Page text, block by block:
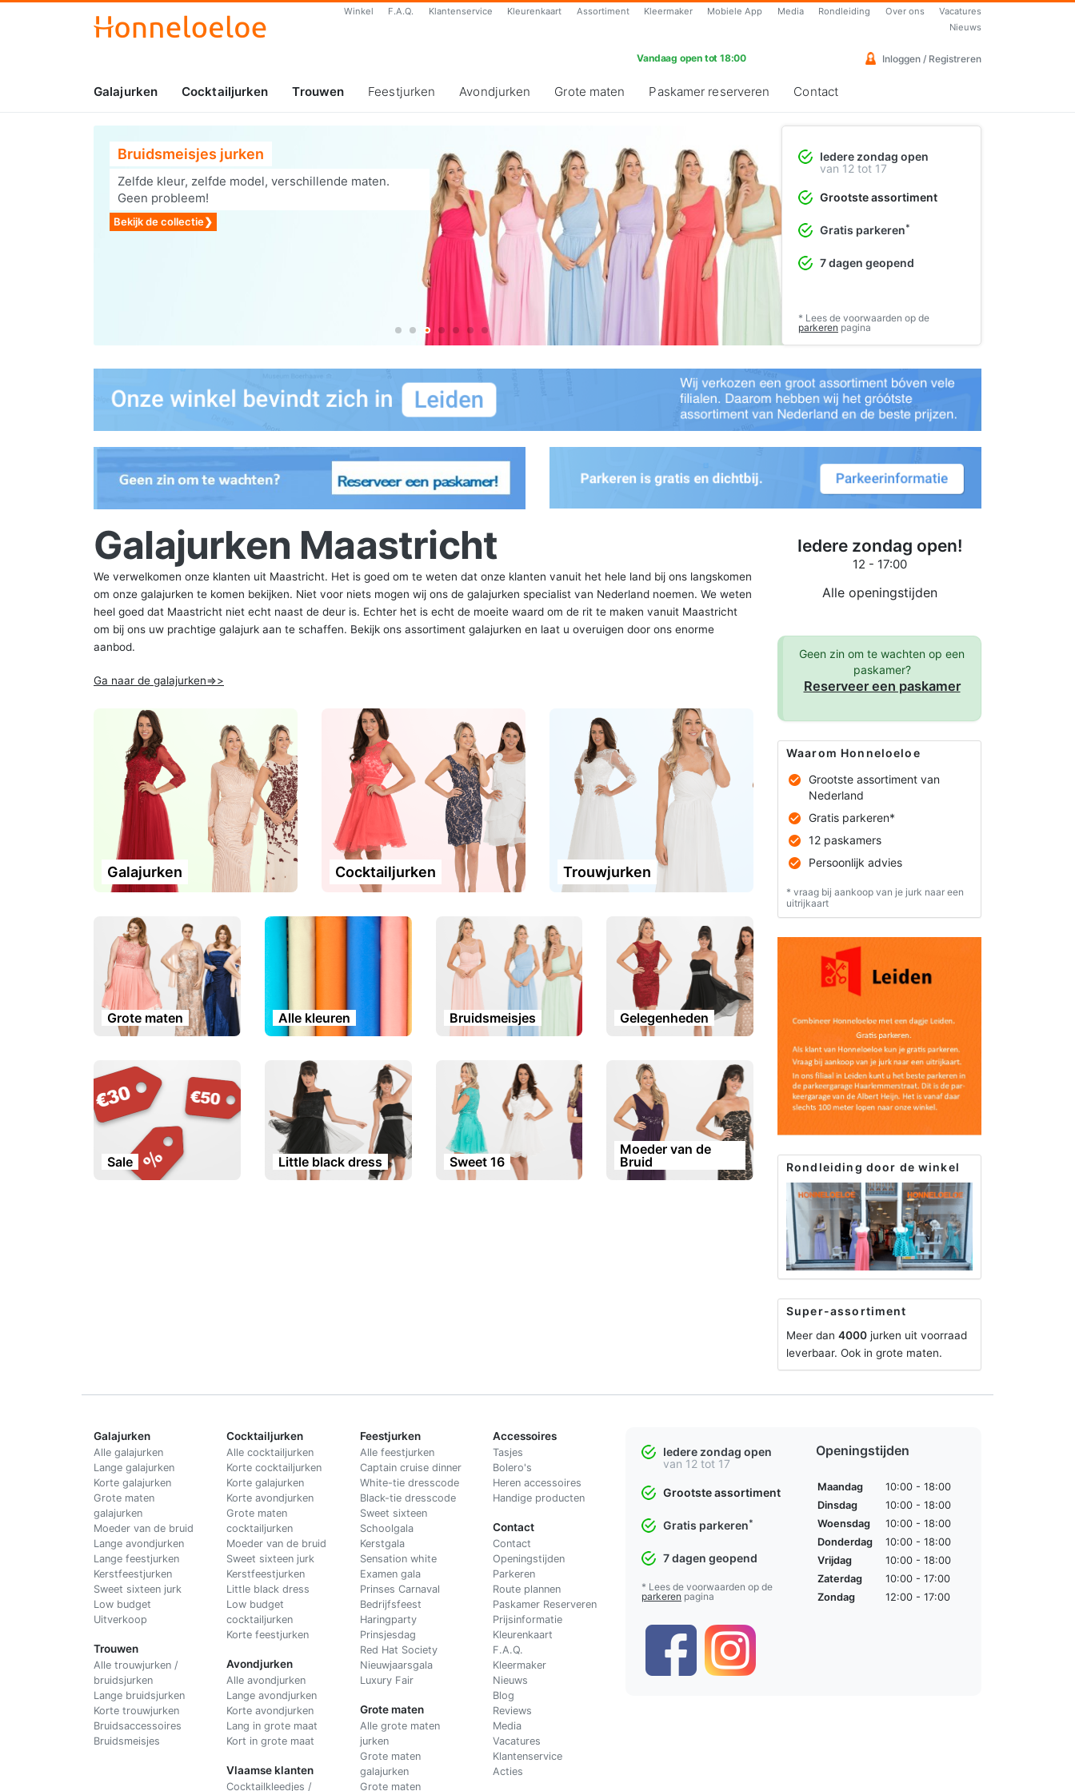
Winkel F.A.Q. Klantenservice Kleurenkaart Assortiment Kleermaker Mobiele App Media Rondleiding Over ons
Vacatures
Nieuws
Vandaag open tot 18:00 Inloggen / Registreren
Galajurken Cocktailjurken Trouwen Feestjurken Avondjurken Grote maten Paskamer reserveren Contact
Bruidsmeisjes jurken
Zelfde kleur, zelfde model, verschillende maten.
Geen probleem!
Bekijk de collectie❯
Vrolijke cocktailjurken
Perfect voor de lente en zomer
Iedere zondag open
van 12 tot 17
Grootste assortiment
Gratis parkeren*
7 dagen geopend
* Lees de voorwaarden op de
parkeren pagina
Galajurken Maastricht
We verwelkomen onze klanten uit Maastricht. Het is goed om te weten dat onze klanten vanuit het hele land bij ons langskomen
om onze galajurken te komen bekijken. Niet voor niets mogen wij ons de galajurken specialist van Nederland noemen. We weten
heel goed dat Maastricht niet echt naast de deur is. Echter het is echt de moeite waard om de rit te maken vanuit Maastricht
om bij ons uw prachtige galajurk aan te schaffen. Bekijk ons assortiment galajurken en laat u overuigen door ons enorme
aanbod.
Ga naar de galajurken=>>
Galajurken Cocktailjurken Trouwjurken
Grote maten Alle kleuren Bruidsmeisjes Gelegenheden
Sale Little black dress Sweet 16
Moeder van de
Bruid
Iedere zondag open!
12 - 17:00
Alle openingstijden
Geen zin om te wachten op een
paskamer?
Reserveer een paskamer
Waarom Honneloeloe
Grootste assortiment van
Nederland
Gratis parkeren*
12 paskamers
Persoonlijk advies
* vraag bij aankoop van je jurk naar een
uitrijkaart
Rondleiding door de winkel
Super-assortiment
Meer dan 4000 jurken uit voorraad
leverbaar. Ook in grote maten.
Galajurken
Alle galajurken
Lange galajurken
Korte galajurken
Grote maten
galajurken
Moeder van de bruid
Lange avondjurken
Lange feestjurken
Kerstfeestjurken
Sweet sixteen jurk
Low budget
Uitverkoop
Trouwen
Alle trouwjurken /
bruidsjurken
Lange bruidsjurken
Korte trouwjurken
Bruidsaccessoires
Bruidsmeisjes
Cocktailjurken
Alle cocktailjurken
Korte cocktailjurken
Korte galajurken
Korte avondjurken
Grote maten
cocktailjurken
Moeder van de bruid
Sweet sixteen jurk
Kerstfeestjurken
Little black dress
Low budget
cocktailjurken
Korte feestjurken
Avondjurken
Alle avondjurken
Lange avondjurken
Korte avondjurken
Lang in grote maat
Kort in grote maat
Vlaamse klanten
Cocktailkleedjes /
Feestjurken
Alle feestjurken
Captain cruise dinner
White-tie dresscode
Black-tie dresscode
Sweet sixteen
Schoolgala
Kerstgala
Sensation white
Examen gala
Prinses Carnaval
Bedrijfsfeest
Haringparty
Prinsjesdag
Red Hat Society
Nieuwjaarsgala
Luxury Fair
Grote maten
Alle grote maten
jurken
Grote maten
galajurken
Grote maten
Accessoires
Tasjes
Bolero's
Heren accessoires
Handige producten
Contact
Contact
Openingstijden
Parkeren
Route plannen
Paskamer Reserveren
Prijsinformatie
Kleurenkaart
F.A.Q.
Kleermaker
Nieuws
Blog
Reviews
Media
Vacatures
Klantenservice
Acties
Iedere zondag open
van 12 tot 17
Grootste assortiment
Gratis parkeren*
7 dagen geopend
* Lees de voorwaarden op de
parkeren pagina
Openingstijden
Maandag
10:00 - 18:00
Dinsdag
10:00 - 18:00
Woensdag
10:00 - 18:00
Donderdag
10:00 - 18:00
Vrijdag
10:00 - 18:00
Zaterdag
10:00 - 17:00
Zondag
12:00 - 17:00